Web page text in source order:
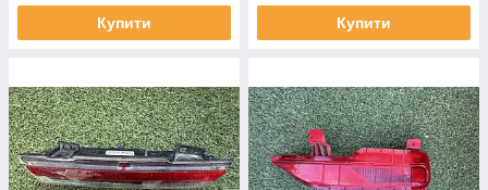
Купити Купити